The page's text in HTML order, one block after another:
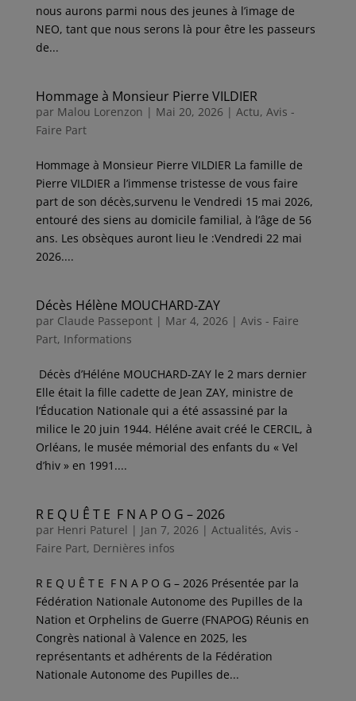
nous aurons parmi nous des jeunes à l’image de
NEO, tant que nous serons là pour être les passeurs
de...
Hommage à Monsieur Pierre VILDIER
par Malou Lorenzon | Mai 20, 2026 | Actu, Avis -
Faire Part
Hommage à Monsieur Pierre VILDIER La famille de
Pierre VILDIER a l’immense tristesse de vous faire
part de son décès,survenu le Vendredi 15 mai 2026,
entouré des siens au domicile familial, à l’âge de 56
ans. Les obsèques auront lieu le :Vendredi 22 mai
2026....
Décès Hélène MOUCHARD-ZAY
par Claude Passepont| Mar 4, 2026 | Avis - Faire
Part, Informations
Décès d’Héléne MOUCHARD-ZAY le 2 mars dernier
Elle était la fille cadette de Jean ZAY, ministre de
l’Éducation Nationale qui a été assassiné par la
milice le 20 juin 1944. Héléne avait créé le CERCIL, à
Orléans, le musée mémorial des enfants du « Vel
d’hiv » en 1991....
R E Q U Ê T E F N A P O G – 2026
par Henri Paturel | Jan 7, 2026 | Actualités, Avis -
Faire Part, Dernières infos
R E Q U Ê T E F N A P O G – 2026 Présentée par la
Fédération Nationale Autonome des Pupilles de la
Nation et Orphelins de Guerre (FNAPOG) Réunis en
Congrès national à Valence en 2025, les
représentants et adhérents de la Fédération
Nationale Autonome des Pupilles de...